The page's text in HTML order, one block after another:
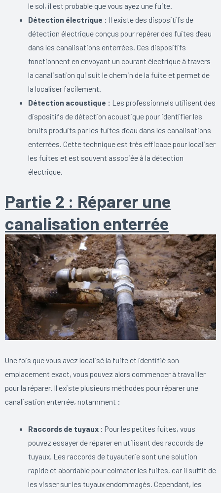
le sol, il est probable que vous ayez une fuite.
Détection électrique : Il existe des dispositifs de
détection électrique conçus pour repérer des fuites d’eau
dans les canalisations enterrées. Ces dispositifs
fonctionnent en envoyant un courant électrique à travers
la canalisation qui suit le chemin de la fuite et permet de
la localiser facilement.
Détection acoustique : Les professionnels utilisent des
dispositifs de détection acoustique pour identifier les
bruits produits par les fuites d’eau dans les canalisations
enterrées. Cette technique est très efficace pour localiser
les fuites et est souvent associée à la détection
électrique.
Partie 2 : Réparer une
canalisation enterrée
Une fois que vous avez localisé la fuite et identifié son
emplacement exact, vous pouvez alors commencer à travailler
pour la réparer. Il existe plusieurs méthodes pour réparer une
canalisation enterrée, notamment :
Raccords de tuyaux : Pour les petites fuites, vous
pouvez essayer de réparer en utilisant des raccords de
tuyaux. Les raccords de tuyauterie sont une solution
rapide et abordable pour colmater les fuites, car il suffit de
les visser sur les tuyaux endommagés. Cependant, les